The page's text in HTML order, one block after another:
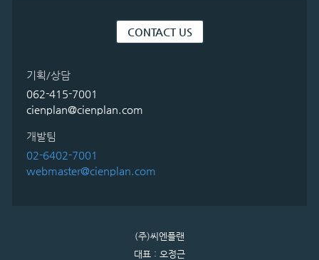
CONTACT US
기획/상담
062-415-7001
cienplan@cienplan.com
개발팀
02-6402-7001
webmaster@cienplan.com
(주)씨엔플랜
대표 : 오정근